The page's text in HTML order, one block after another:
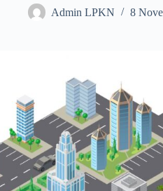
Admin LPKN 8